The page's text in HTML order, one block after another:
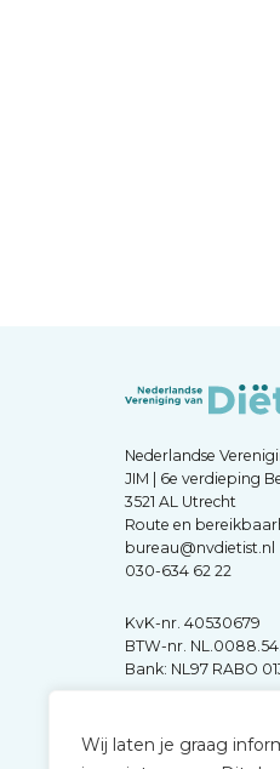
Wij laten je graag
Nederlandse
JIM | 6e verdieping
3521 AL Utrecht
Route en
bureau@nvdietist.nl
030-634 62 22
KvK-nr. 40530679
BTW-nr.
Bank: NL97 RABO